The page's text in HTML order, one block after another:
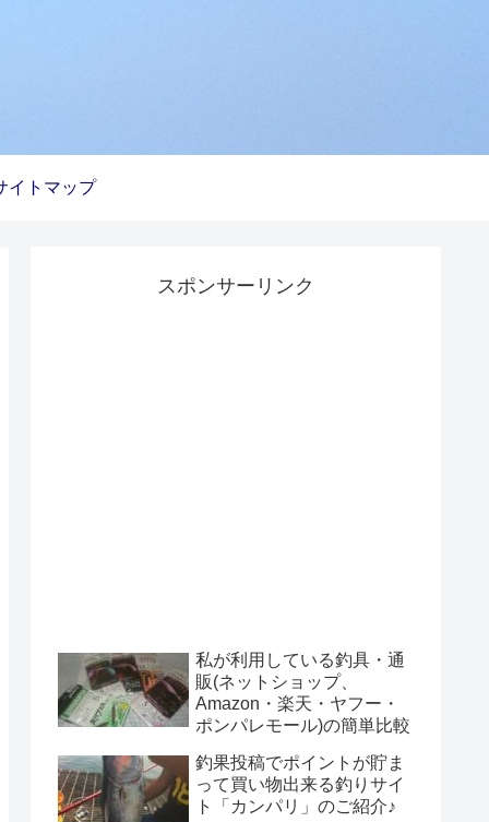
イトマップ
スポンサーリンク
私が利用している釣具・通
販(ネットショップ、
Amazon・楽天・ヤフー・
ポンパレモール)の簡単比較
釣果投稿でポイントが貯ま
って買い物出来る釣りサイ
ト「カンパリ」のご紹介♪